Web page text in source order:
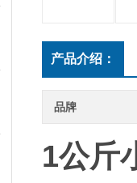
产品介绍：
品牌
1公斤